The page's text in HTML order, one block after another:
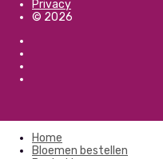
Privacy
© 2026
Home
Bloemen bestellen